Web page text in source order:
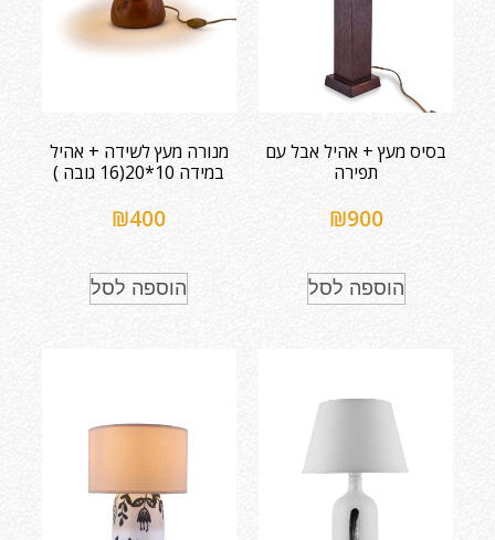
בסיס מעץ + אהיל אבל עם
תפירה
₪900
הוספה לסל
מנורה מעץ לשידה + אהיל
במידה 10*20(16 גובה )
₪400
הוספה לסל